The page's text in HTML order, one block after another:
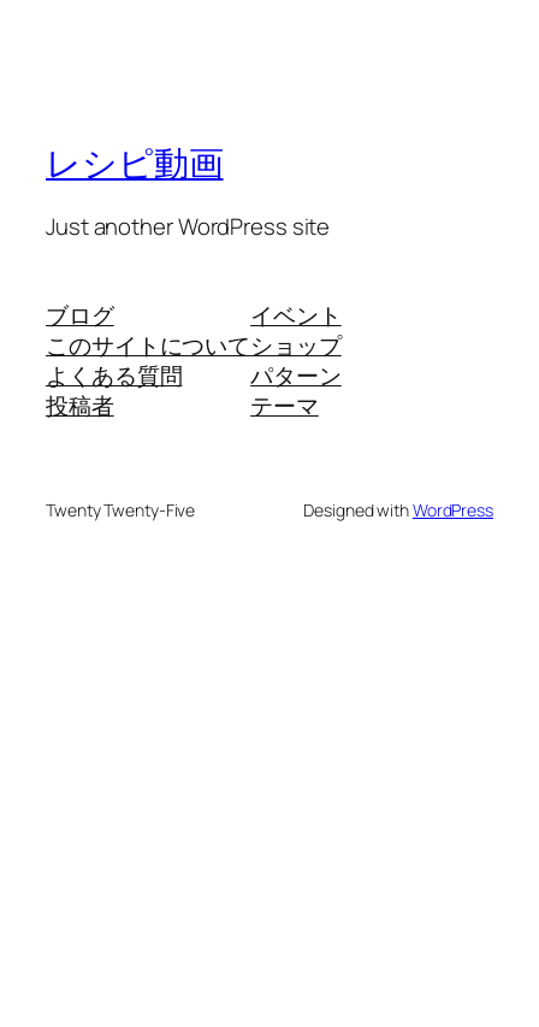
レシピ動画
Just another WordPress site
ブログ
このサイトについて
よくある質問
投稿者
イベント
ショップ
パターン
テーマ
Twenty Twenty-Five Designed withWordPress